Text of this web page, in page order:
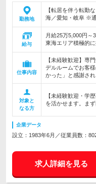
勤務地
【転居を伴う転勤
海／愛知・岐阜 ※
給与
月給25万5,000円
東海エリア積極的
仕事内容
【未経験歓迎】専
デルルームでお客
かった」と感謝され
対象と
なる方
【未経験歓迎・学
を活かせます。ま
企業データ
設立：1983年6月／従業員数：
求人詳細を見る